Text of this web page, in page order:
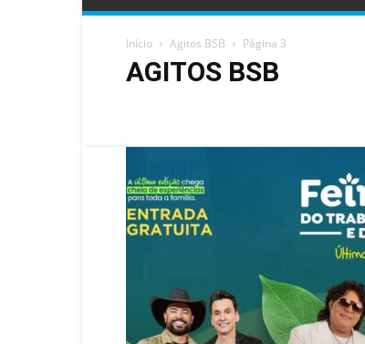
Início Agitos BSB Página 3
AGITOS BSB
Sem categoria
Tecnologia Últimas Notícias